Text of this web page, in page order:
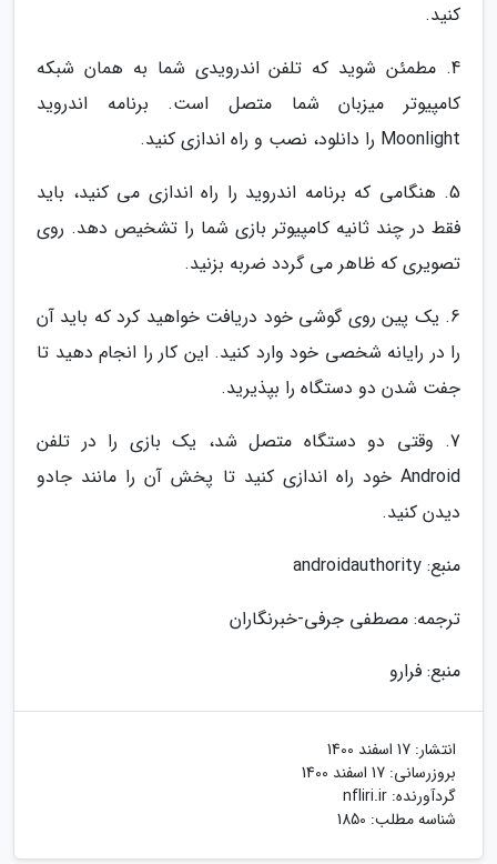
کنید.
4. مطمئن شوید که تلفن اندرویدی شما به همان شبکه
کامپیوتر میزبان شما متصل است. برنامه اندروید
Moonlight را دانلود، نصب و راه اندازی کنید.
5. هنگامی که برنامه اندروید را راه اندازی می کنید، باید
فقط در چند ثانیه کامپیوتر بازی شما را تشخیص دهد. روی
تصویری که ظاهر می گردد ضربه بزنید.
6. یک پین روی گوشی خود دریافت خواهید کرد که باید آن
را در رایانه شخصی خود وارد کنید. این کار را انجام دهید تا
جفت شدن دو دستگاه را بپذیرید.
7. وقتی دو دستگاه متصل شد، یک بازی را در تلفن
Android خود راه اندازی کنید تا پخش آن را مانند جادو
دیدن کنید.
منبع: androidauthority
ترجمه: مصطفی جرفی-خبرنگاران
منبع: فرارو
انتشار: 17 اسفند 1400
بروزرسانی: 17 اسفند 1400
گردآورنده: nfliri.ir
شناسه مطلب: 1850